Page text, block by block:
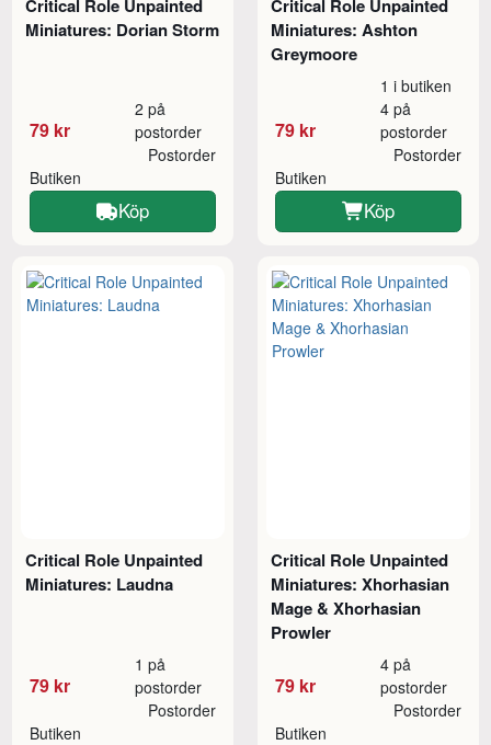
Critical Role Unpainted
Miniatures: Dorian Storm
79 kr
2 på
postorder
Butiken
Postorder
Köp
Critical Role Unpainted
Miniatures: Ashton
Greymoore
79 kr
1 i butiken
4 på
postorder
Butiken
Postorder
Köp
Critical Role Unpainted
Miniatures: Laudna
79 kr
1 på
postorder
Butiken
Postorder
Critical Role Unpainted
Miniatures: Xhorhasian
Mage & Xhorhasian
Prowler
79 kr
4 på
postorder
Butiken
Postorder